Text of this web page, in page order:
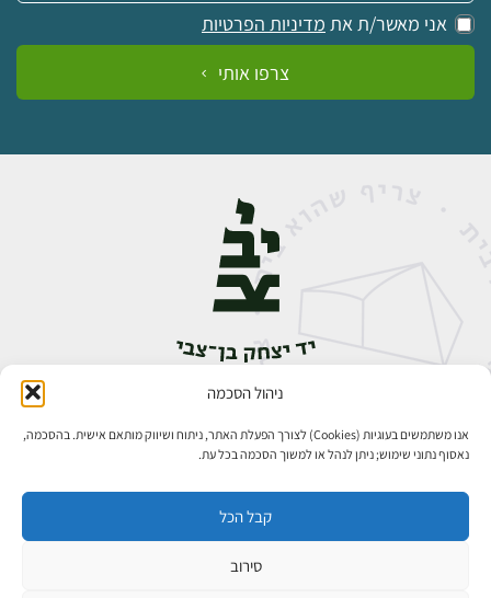
ניהול הסכמה
אנו משתמשים בעוגיות (Cookies) לצורך הפעלת האתר, ניתוח ושיווק מותאם אישית. בהסכמה,
נאסוף נתוני שימוש; ניתן לנהל או למשוך הסכמה בכל עת.
קבל הכל
סירוב
אני מאשר/ת את מדיניות הפרטיות
צרפו אותי
אבן גבירול 14, רחביה, ירושלים